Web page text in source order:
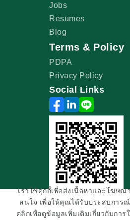
เราใช้คุกกี้เพื่อส่งเนื้อหาและโฆษ
สนใจ เพื่อให้คุณได้รับประสบการ
คลิกเพื่อดูข้อมูลเพิ่มเติมเกี่ยวกับการ
Jobs
Resumes
Blog
Terms & Policy
PDPA
Privacy Policy
Social Links
©2026 Copyright All